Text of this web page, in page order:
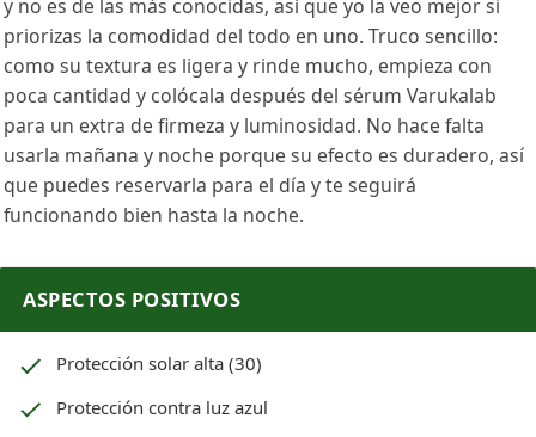
y no es de las más conocidas, así que yo la veo mejor si
priorizas la comodidad del todo en uno. Truco sencillo:
como su textura es ligera y rinde mucho, empieza con
poca cantidad y colócala después del sérum Varukalab
para un extra de firmeza y luminosidad. No hace falta
usarla mañana y noche porque su efecto es duradero, así
que puedes reservarla para el día y te seguirá
funcionando bien hasta la noche.
ASPECTOS POSITIVOS
Protección solar alta (30)
Protección contra luz azul